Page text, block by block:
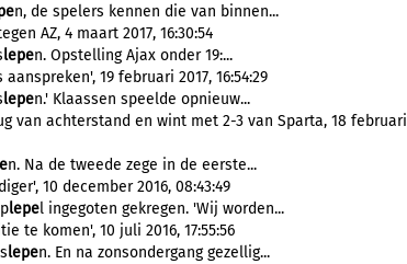
n, de spelers kennen die van binnen...
AZ, 4 maart 2017, 16:30:54
lepen. Opstelling Ajax onder 19:...
19 februari 2017, 16:54:29
lepen.' Klaassen speelde opnieuw...
van achterstand en wint met 2-3 van Sparta, 18 februari
n. Na de tweede zege in de eerste...
10 december 2016, 08:43:49
lepel ingegoten gekregen. 'Wij worden...
te komen', 10 juli 2016, 17:55:56
lepen. En na zonsondergang gezellig...